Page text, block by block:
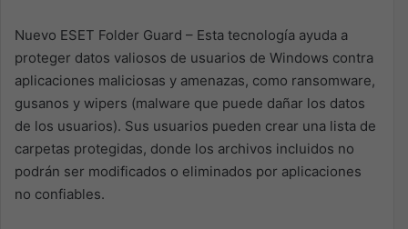
Nuevo ESET Folder Guard – Esta tecnología ayuda a
proteger datos valiosos de usuarios de Windows contra
aplicaciones maliciosas y amenazas, como ransomware,
gusanos y wipers (malware que puede dañar los datos
de los usuarios). Sus usuarios pueden crear una lista de
carpetas protegidas, donde los archivos incluidos no
podrán ser modificados o eliminados por aplicaciones
no confiables.